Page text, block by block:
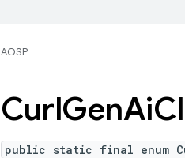
AOSP
CurlGenAi
public static final enum